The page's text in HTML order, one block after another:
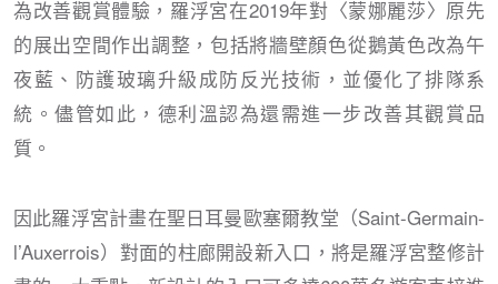
為改善觀賞體驗，羅浮宮在2019年對〈蒙娜麗莎〉原先
的展出空間作出調整，包括將牆壁顏色從鵝黃色改為午
夜藍、防護玻璃升級成防反光技術，並優化了排隊系
統。儘管如此，德利溫認為還需進一步改善其觀賞品
質。
因此羅浮宮計畫在聖日耳曼歐塞爾教堂（Saint-Germain-
l’Auxerrois）對面的柱廊開設新入口，將是羅浮宮整修計